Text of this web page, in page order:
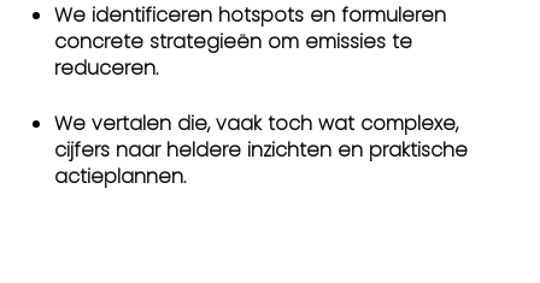
We identificeren hotspots en formuleren
concrete strategieën om emissies te
reduceren.
We vertalen die, vaak toch wat complexe,
cijfers naar heldere inzichten en praktische
actieplannen.